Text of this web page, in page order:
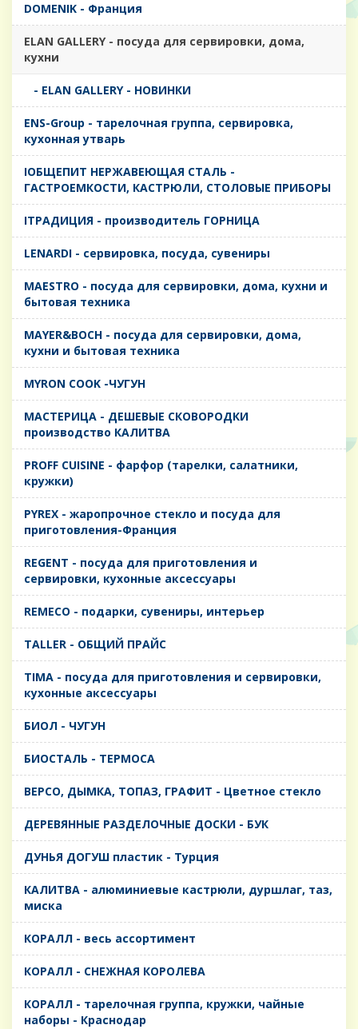
DOMENIK - Франция
ELAN GALLERY - посуда для сервировки, дома,
кухни
- ELAN GALLERY - НОВИНКИ
ENS-Group - тарелочная группа, сервировка,
кухонная утварь
IОБЩЕПИТ НЕРЖАВЕЮЩАЯ СТАЛЬ -
ГАСТРОЕМКОСТИ, КАСТРЮЛИ, СТОЛОВЫЕ ПРИБОРЫ
IТРАДИЦИЯ - производитель ГОРНИЦА
LENARDI - сервировка, посуда, сувениры
MAESTRO - посуда для сервировки, дома, кухни и
бытовая техника
MAYER&BOCH - посуда для сервировки, дома,
кухни и бытовая техника
MYRON COOK -ЧУГУН
MАСТЕРИЦА - ДЕШЕВЫЕ СКОВОРОДКИ
производство КАЛИТВА
PROFF CUISINE - фарфор (тарелки, салатники,
кружки)
PYREX - жаропрочное стекло и посуда для
приготовления-Франция
REGENT - посуда для приготовления и
сервировки, кухонные аксессуары
REMECO - подарки, сувениры, интерьер
TALLER - ОБЩИЙ ПРАЙС
TIMA - посуда для приготовления и сервировки,
кухонные аксессуары
БИОЛ - ЧУГУН
БИОСТАЛЬ - ТЕРМОСА
ВЕРСО, ДЫМКА, ТОПАЗ, ГРАФИТ - Цветное стекло
ДЕРЕВЯННЫЕ РАЗДЕЛОЧНЫЕ ДОСКИ - БУК
ДУНЬЯ ДОГУШ пластик - Турция
КАЛИТВА - алюминиевые кастрюли, дуршлаг, таз,
миска
КОРАЛЛ - весь ассортимент
КОРАЛЛ - СНЕЖНАЯ КОРОЛЕВА
КОРАЛЛ - тарелочная группа, кружки, чайные
наборы - Краснодар